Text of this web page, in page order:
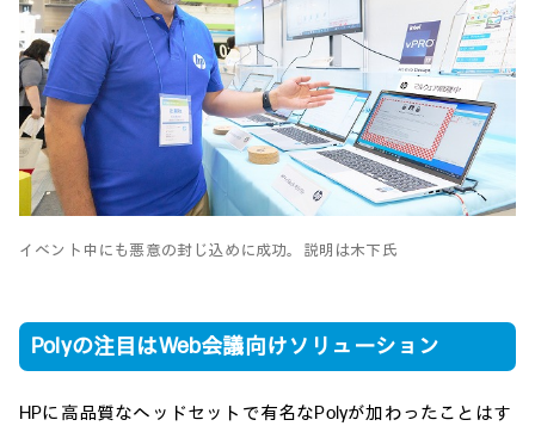
イベント中にも悪意の封じ込めに成功。説明は木下氏
Polyの注目はWeb会議向けソリューション
HPに高品質なヘッドセットで有名なPolyが加わったことはす